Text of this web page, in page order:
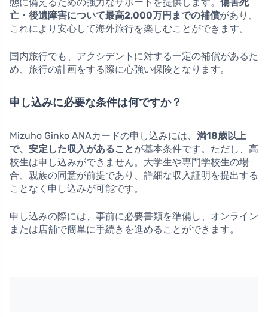
亡・後遺障害について最高2,000万円までの補償があり、
これにより安心して海外旅行を楽しむことができます。
国内旅行でも、アクシデントに対する一定の補償があるた
め、旅行の計画をする際に心強い保険となります。
申し込みに必要な条件は何ですか？
Mizuho Ginko ANAカードの申し込みには、 満18歳以上
で、安定した収入があることが基本条件です。ただし、高
校生は申し込みができません。大学生や専門学校生の場
合、親族の同意が前提であり、詳細な収入証明を提出する
ことなく申し込みが可能です。
申し込みの際には、事前に必要書類を準備し、オンライン
または店舗で簡単に手続きを進めることができます。